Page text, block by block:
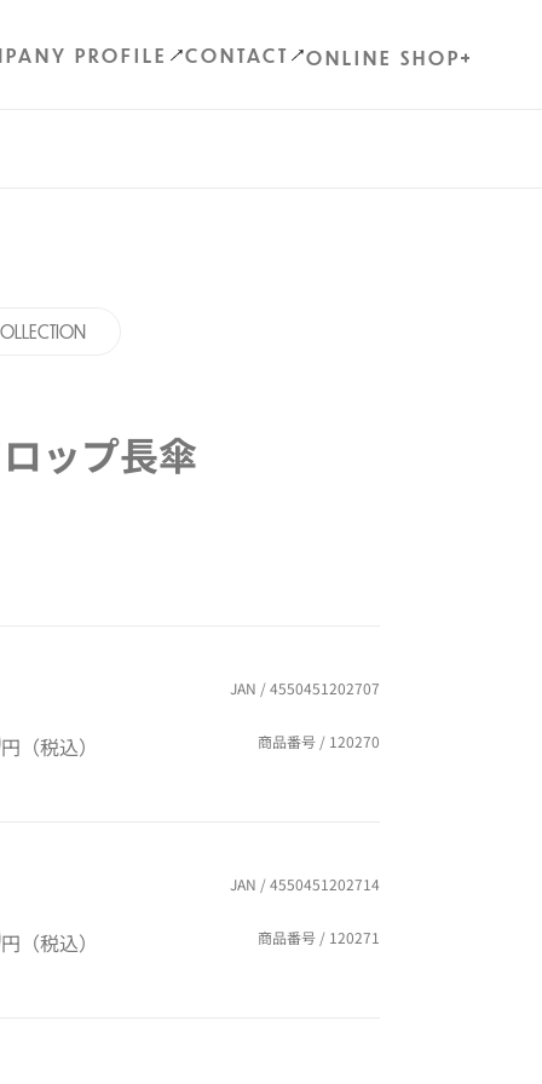
PROFILE CONTACT ONLINE SHOP
ップ長傘
円（税込）
JAN / 4550451202707
商品番号 / 120270
円（税込）
JAN / 4550451202714
商品番号 / 120271